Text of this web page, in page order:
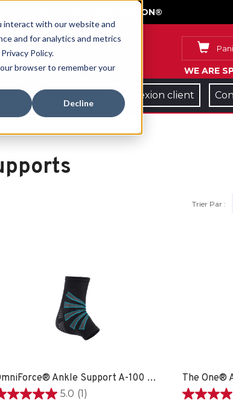
interact with our website and
and for analytics and metrics
Policy.
browser to remember your
Decline
GET YOUR GAME FACE ON®
WE ARE
Connexion client
Trier Par :
OmniForce® Ankle Support A-100 - XS
5.0 (1)
5.0